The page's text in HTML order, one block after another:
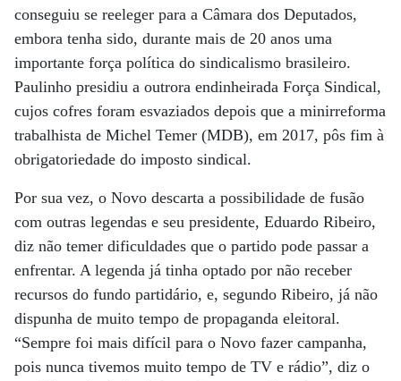
conseguiu se reeleger para a Câmara dos Deputados,
embora tenha sido, durante mais de 20 anos uma
importante força política do sindicalismo brasileiro.
Paulinho presidiu a outrora endinheirada Força Sindical,
cujos cofres foram esvaziados depois que a minirreforma
trabalhista de Michel Temer (MDB), em 2017, pôs fim à
obrigatoriedade do imposto sindical.
Por sua vez, o Novo descarta a possibilidade de fusão
com outras legendas e seu presidente, Eduardo Ribeiro,
diz não temer dificuldades que o partido pode passar a
enfrentar. A legenda já tinha optado por não receber
recursos do fundo partidário, e, segundo Ribeiro, já não
dispunha de muito tempo de propaganda eleitoral.
“Sempre foi mais difícil para o Novo fazer campanha,
pois nunca tivemos muito tempo de TV e rádio”, diz o